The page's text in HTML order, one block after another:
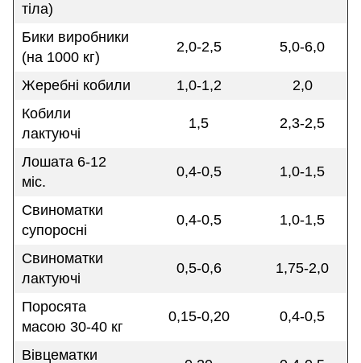
тіла)
Бики виробники
(на 1000 кг)
2,0-2,5 5,0-6,0
Жеребні кобили 1,0-1,2
2,0
Кобили
лактуючі
1,5 2,3-2,5
Лошата 6-12
міс.
0,4-0,5 1,0-1,5
Свиноматки
супоросні
0,4-0,5 1,0-1,5
Свиноматки
лактуючі
0,5-0,6 1,75-2,0
Поросята
масою 30-40 кг
0,15-0,20 0,4-0,5
Вівцематки